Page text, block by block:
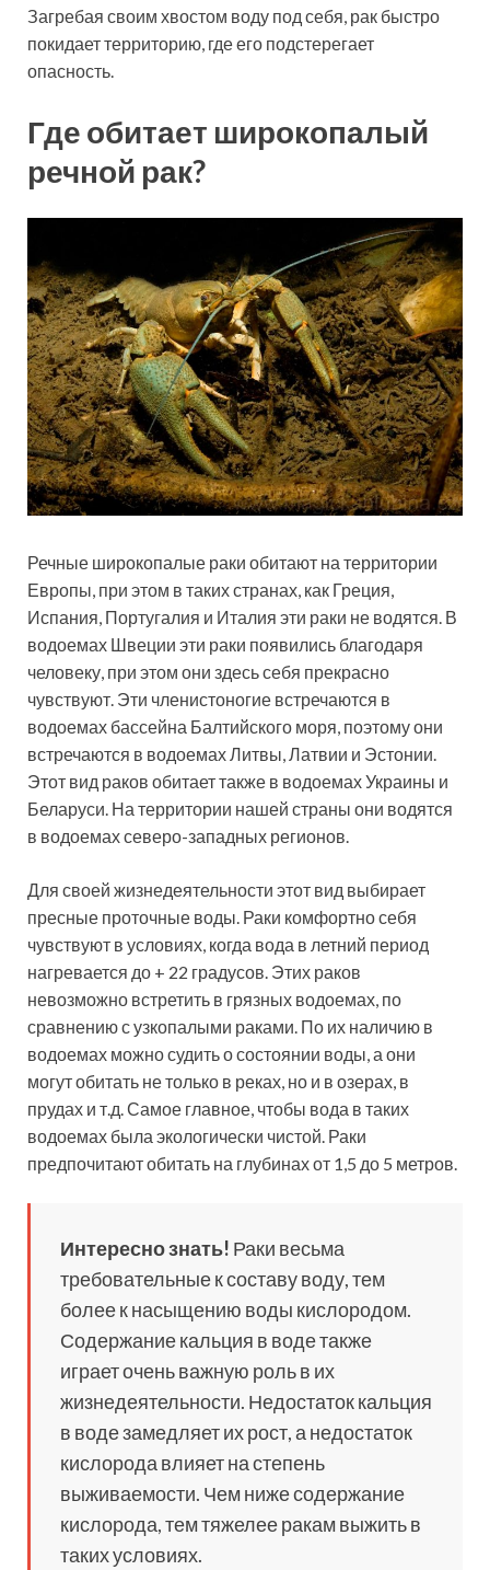
Загребая своим хвостом воду под себя, рак быстро
покидает территорию, где его подстерегает
опасность.
Где обитает широкопалый
речной рак?
Речные широкопалые раки обитают на территории
Европы, при этом в таких странах, как Греция,
Испания, Португалия и Италия эти раки не водятся. В
водоемах Швеции эти раки появились благодаря
человеку, при этом они здесь себя прекрасно
чувствуют. Эти членистоногие встречаются в
водоемах бассейна Балтийского моря, поэтому они
встречаются в водоемах Литвы, Латвии и Эстонии.
Этот вид раков обитает также в водоемах Украины и
Беларуси. На территории нашей страны они водятся
в водоемах северо-западных регионов.
Для своей жизнедеятельности этот вид выбирает
пресные проточные воды. Раки комфортно себя
чувствуют в условиях, когда вода в летний период
нагревается до + 22 градусов. Этих раков
невозможно встретить в грязных водоемах, по
сравнению с узкопалыми раками. По их наличию в
водоемах можно судить о состоянии воды, а они
могут обитать не только в реках, но и в озерах, в
прудах и т.д. Самое главное, чтобы вода в таких
водоемах была экологически чистой. Раки
предпочитают обитать на глубинах от 1,5 до 5 метров.
Интересно знать! Раки весьма
требовательные к составу воду, тем
более к насыщению воды кислородом.
Содержание кальция в воде также
играет очень важную роль в их
жизнедеятельности. Недостаток кальция
в воде замедляет их рост, а недостаток
кислорода влияет на степень
выживаемости. Чем ниже содержание
кислорода, тем тяжелее ракам выжить в
таких условиях.